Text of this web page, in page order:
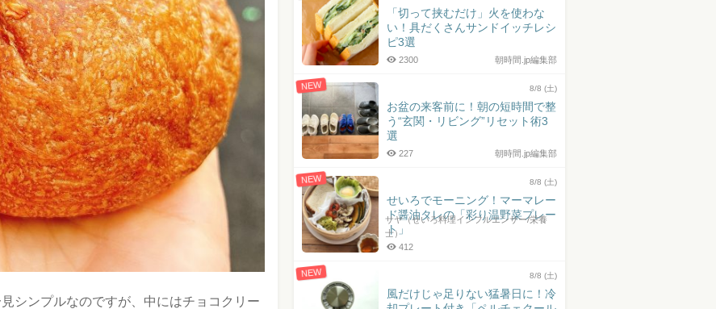
シンプルなのですが、中にはチョコクリー
「切って挟むだけ」火を使わな
い！具だくさんサンドイッチレシ
ピ3選
朝時間.jp編集部
2300
NEW 8/8 (土)
お盆の来客前に！朝の短時間で整
う“玄関・リビング”リセット術3
選
朝時間.jp編集部
227
NEW 8/8 (土)
せいろでモーニング！マーマレー
ド醤油タレの「彩り温野菜プレー
ト」
サヤ（せいろ料理インフルエンサー/栄養
士）
412
NEW 8/8 (土)
風だけじゃ足りない猛暑日に！冷